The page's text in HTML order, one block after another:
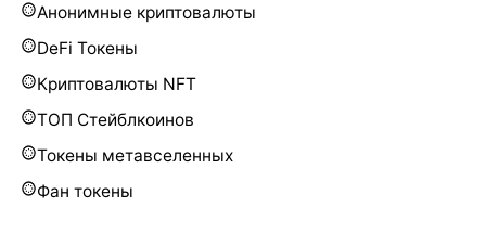
Анонимные криптовалюты
DeFi Токены
Криптовалюты NFT
ТОП Стейблкоинов
Токены метавселенных
Фан токены